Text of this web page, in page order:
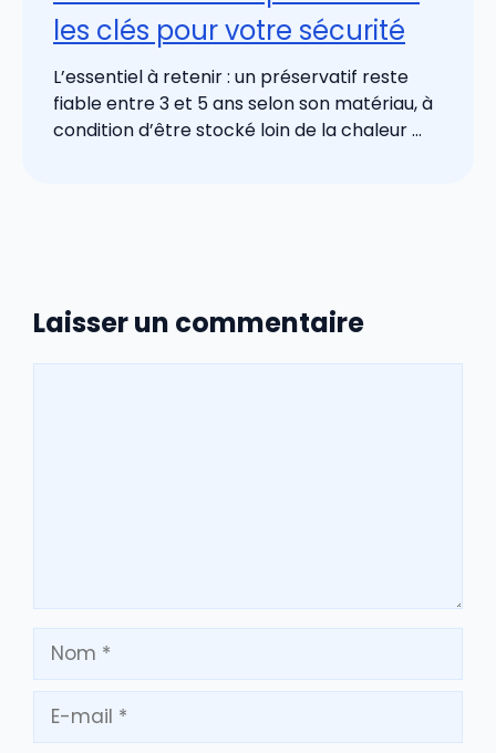
les clés pour votre sécurité
L’essentiel à retenir : un préservatif reste
fiable entre 3 et 5 ans selon son matériau, à
condition d’être stocké loin de la chaleur ...
Laisser un commentaire
Nom
mail